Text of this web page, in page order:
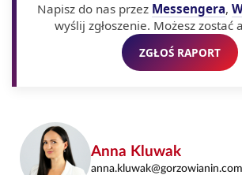
Napisz do nas przez Messengera,
wyślij zgłoszenie. Możesz zostać
ZGŁOŚ RAPORT
Anna Kluwak
anna.kluwak@gorzowianin.com